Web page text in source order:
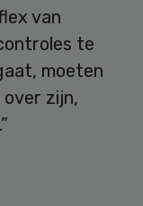
van
te
moeten
zijn,